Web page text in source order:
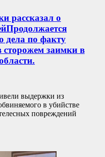
рассказал о
дела по факту
сторожем заимки в
выдержки из
в убийстве
повреждений